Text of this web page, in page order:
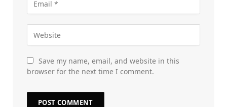
Save my name, email, and website in this
browser for the next time I comment.